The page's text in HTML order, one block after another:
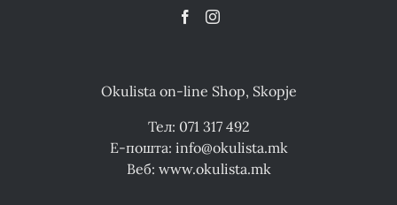
Okulista on-line Shop, Skopje
Тел: 071 317 492
Е-пошта: info@okulista.mk
Веб: www.okulista.mk